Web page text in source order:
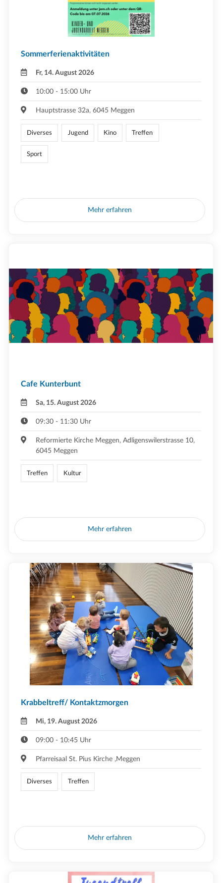
Sommerferienaktivitäten
Fr, 14. August 2026
10:00 - 15:00 Uhr
Hauptstrasse 32a, 6045 Meggen
Diverses Jugend Kino Treffen
Sport
Mehr erfahren
Cafe Kunterbunt
Sa, 15. August 2026
09:30 - 11:30 Uhr
Reformierte Kirche Meggen, Adligenswilerstrasse 10,
6045 Meggen
Treffen Kultur
Mehr erfahren
Krabbeltreff/ Kontaktzmorgen
Mi, 19. August 2026
09:00 - 10:45 Uhr
Pfarreisaal St. Pius Kirche ,Meggen
Diverses Treffen
Mehr erfahren